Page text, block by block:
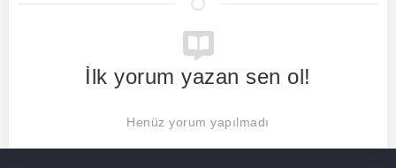
İlk yorum yazan sen ol!
Henüz yorum yapılmadı